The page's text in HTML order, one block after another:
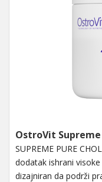
OstroVit
SUPREME PURE
dodatak ishrani
dizajniran da podrži